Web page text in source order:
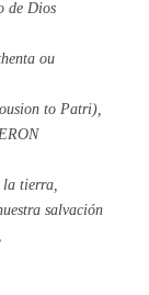
de Dios
ou
to Patri),
la tierra,
salvación